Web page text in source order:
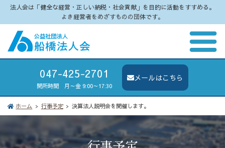
法人会は「健全な経営・正しい納税・社会貢献」を目的に活動をすすめる。
よき経営者をめざすものの団体です。
047-425-2701
開所時間 月～金 9:00～17:30
メールはこちら
ホーム 行事予定 決算法人説明会を開催します。